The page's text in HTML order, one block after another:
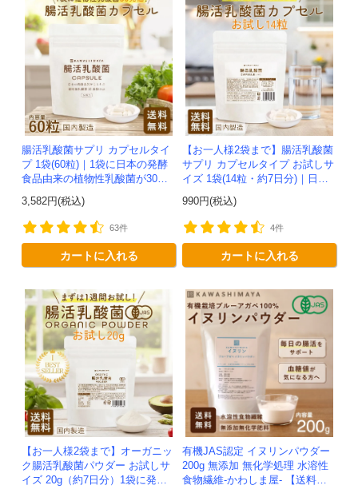
腸活乳酸菌サプリ カプセルタイ
プ 1袋(60粒)｜1袋に日本の発酵
食品由来の植物性乳酸菌が30兆
メール便での発送*
3,582円(税込)
63件
カートに入れる
【お一人様2袋まで】腸活乳酸菌
サプリ カプセルタイプ お試しサ
イズ 1袋(14粒・約7日分)｜日本
兆個入り -かわしま屋- ...
990円(税込)
4件
カートに入れる
【お一人様2袋まで】オーガニッ
ク腸活乳酸菌パウダー お試しサ
イズ 20g（約7日分）1袋に発酵
有機JAS認定 イヌリンパウダー
200g 無添加 無化学処理 水溶性
食物繊維-かわしま屋- 【送料無